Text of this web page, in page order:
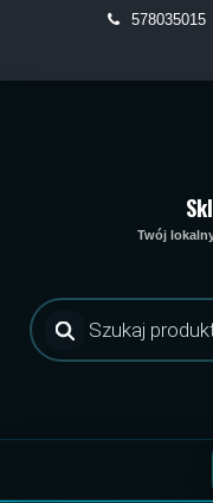
content
578035015
Twój
Wyszukiwarka
produktów